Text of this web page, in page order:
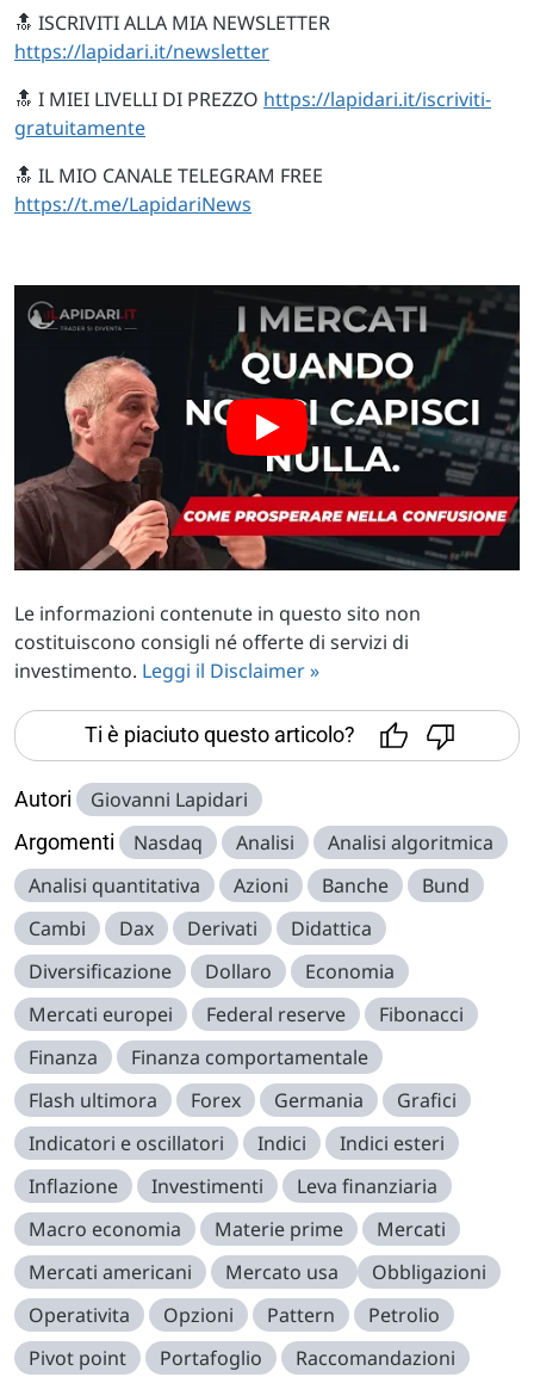
🔝 ISCRIVITI ALLA MIA NEWSLETTER
https://lapidari.it/newsletter
🔝 I MIEI LIVELLI DI PREZZO https://lapidari.it/iscriviti-
gratuitamente
🔝 IL MIO CANALE TELEGRAM FREE
https://t.me/LapidariNews
Le informazioni contenute in questo sito non
costituiscono consigli né offerte di servizi di
investimento. Leggi il Disclaimer »
Ti è piaciuto questo articolo?
Autori Giovanni Lapidari
Argomenti Nasdaq Analisi
Analisi algoritmica
Analisi quantitativa
Azioni Banche
Bund
Cambi
Dax Derivati
Didattica
Diversificazione
Dollaro
Economia
Mercati europei
Federal reserve
Fibonacci
Finanza
Finanza comportamentale
Flash ultimora
Forex Germania
Grafici
Indicatori e oscillatori
Indici
Indici esteri
Inflazione
Investimenti
Leva finanziaria
Macro economia
Materie prime
Mercati
Mercati americani
Mercato usa
Obbligazioni
Operativita
Opzioni Pattern
Petrolio
Pivot point
Portafoglio Raccomandazioni